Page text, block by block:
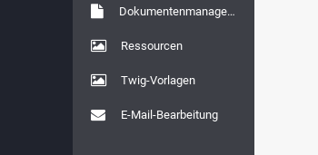
Dokumentenmanagement
Ressourcen
Twig-Vorlagen
E-Mail-Bearbeitung